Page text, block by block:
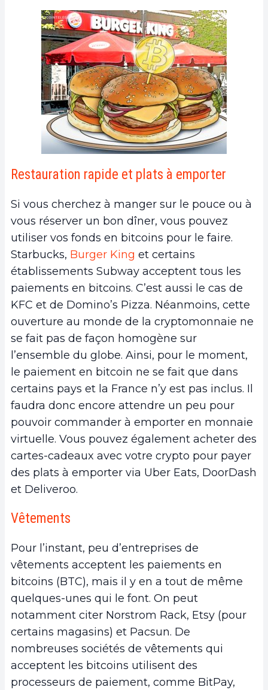
Restauration rapide et plats à emporter
Si vous cherchez à manger sur le pouce ou à
vous réserver un bon dîner, vous pouvez
utiliser vos fonds en bitcoins pour le faire.
Starbucks, Burger King et certains
établissements Subway acceptent tous les
paiements en bitcoins. C’est aussi le cas de
KFC et de Domino’s Pizza. Néanmoins, cette
ouverture au monde de la cryptomonnaie ne
se fait pas de façon homogène sur
l’ensemble du globe. Ainsi, pour le moment,
le paiement en bitcoin ne se fait que dans
certains pays et la France n’y est pas inclus. Il
faudra donc encore attendre un peu pour
pouvoir commander à emporter en monnaie
virtuelle. Vous pouvez également acheter des
cartes-cadeaux avec votre crypto pour payer
des plats à emporter via Uber Eats, DoorDash
et Deliveroo.
Vêtements
Pour l’instant, peu d’entreprises de
vêtements acceptent les paiements en
bitcoins (BTC), mais il y en a tout de même
quelques-unes qui le font. On peut
notamment citer Norstrom Rack, Etsy (pour
certains magasins) et Pacsun. De
nombreuses sociétés de vêtements qui
acceptent les bitcoins utilisent des
processeurs de paiement, comme BitPay,